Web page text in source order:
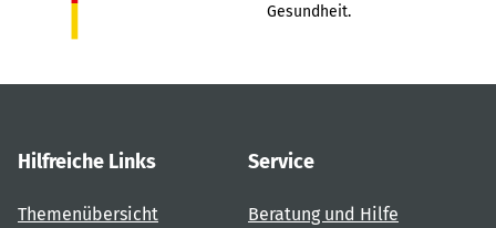
Gesundheit.
Hilfreiche Links
Themenübersicht
Service
Beratung und Hilfe